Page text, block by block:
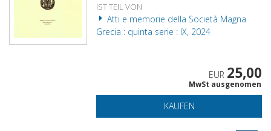
IST TEIL VON
Atti e memorie della Società Magna
Grecia : quinta serie : IX, 2024
EUR 25,00
MwSt ausgenomen
KAUFEN